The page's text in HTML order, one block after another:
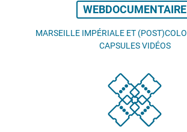
WEBDOCUMENTAIRE
MARSEILLE IMPÉRIALE ET
CAPSULES VIDÉOS